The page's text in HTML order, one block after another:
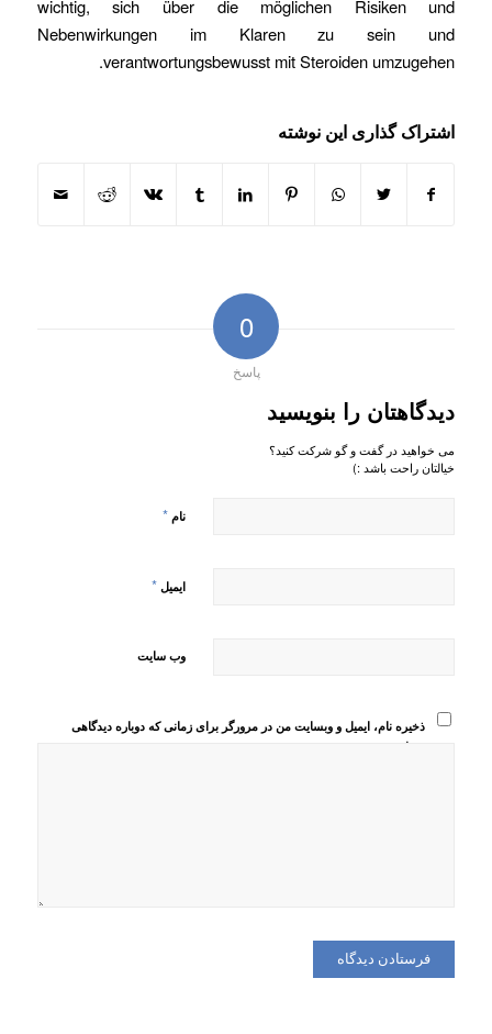
wichtig, sich über die möglichen Risiken und
Nebenwirkungen im Klaren zu sein und
verantwortungsbewusst mit Steroiden umzugehen.
اشتراک گذاری این نوشته
0
پاسخ
دیدگاهتان را بنویسید
می خواهید در گفت و گو شرکت کنید؟
خیالتان راحت باشد :)
نام *
ایمیل *
وب‌ سایت
ذخیره نام، ایمیل و وبسایت من در مرورگر برای زمانی که دوباره دیدگاهی
می‌نویسم.